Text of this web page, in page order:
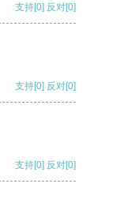
支持[0] 反对[0]
支持[0] 反对[0]
支持[0] 反对[0]